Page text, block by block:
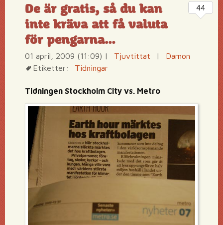
De är gratis, så du kan
inte kräva att få valuta
för pengarna…
01 april, 2009 (11:09) | Tjuvtittat |
Damon
Etiketter:
Tidningar
Tidningen Stockholm City vs. Metro
44